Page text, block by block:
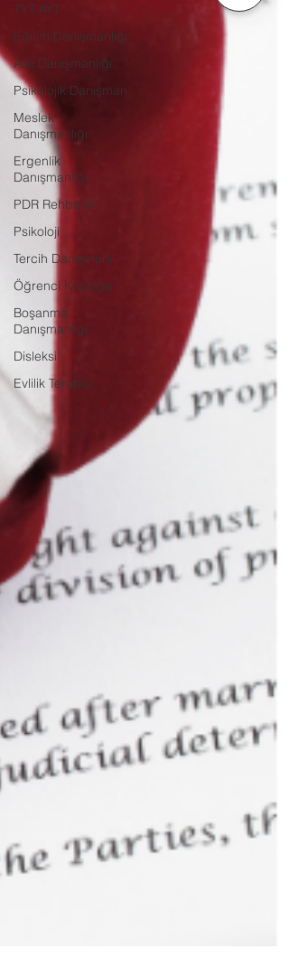
TYT-AYT
Eğitim Danışmanlığı
Aile Danışmanlığı
Psikolojik Danışman
Meslek
Danışmanlığı
Ergenlik
Danışmanlığı
PDR Rehberlik
Psikoloji
Tercih Danışmanı
Öğrenci Koçluğu
Boşanma
Danışmanlığı
Disleksi
Evlilik Terapisi